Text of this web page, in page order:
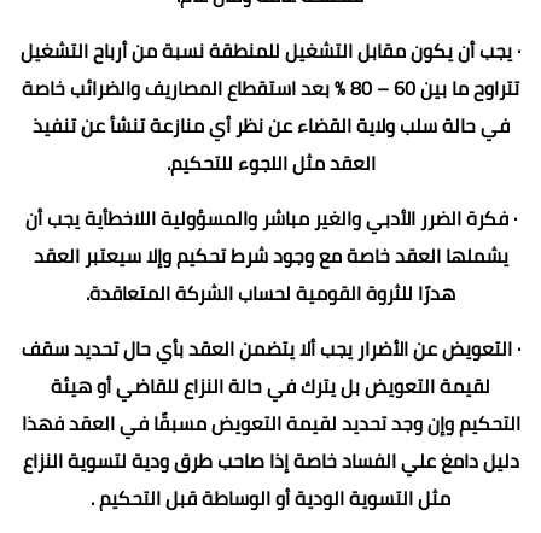
· يجب أن يكون مقابل التشغيل للمنطقة نسبة من أرباح التشغيل
تتراوح ما بين 60 – 80 % بعد استقطاع المصاريف والضرائب خاصة
في حالة سلب ولاية القضاء عن نظر أي منازعة تنشأ عن تنفيذ
العقد مثل اللجوء للتحكيم.
· فكرة الضرر الأدبي والغير مباشر والمسؤولية اللاخطأية يجب أن
يشملها العقد خاصة مع وجود شرط تحكيم وإلا سيعتبر العقد
هدرًا للثروة القومية لحساب الشركة المتعاقدة.
· التعويض عن الأضرار يجب ألا يتضمن العقد بأي حال تحديد سقف
لقيمة التعويض بل يترك في حالة النزاع للقاضي أو هيئة
التحكيم وإن وجد تحديد لقيمة التعويض مسبقًا في العقد فهذا
دليل دامغ علي الفساد خاصة إذا صاحب طرق ودية لتسوية النزاع
مثل التسوية الودية أو الوساطة قبل التحكيم .